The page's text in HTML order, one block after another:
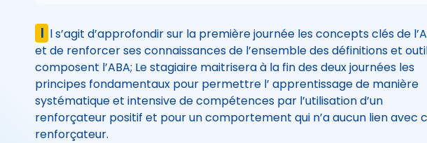
I l s’agit d’approfondir sur la première journée les concepts clés de
et de renforcer ses connaissances de l’ensemble des définitions et
composent l’ABA; Le stagiaire maitrisera à la fin des deux journées les
principes fondamentaux pour permettre l’ apprentissage de manière
systématique et intensive de compétences par l’utilisation d’un
renforçateur positif et pour un comportement qui n’a aucun lien avec
renforçateur.